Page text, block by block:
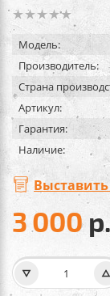
Модель:
Производитель:
Страна
Артикул:
Гарантия:
Наличие:
Выставить
3 000р.